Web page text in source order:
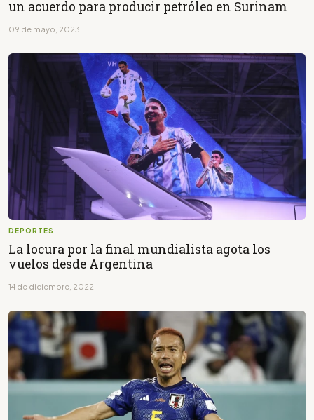
un acuerdo para producir petróleo en Surinam
09 de mayo, 2023
DEPORTES
La locura por la final mundialista agota los
vuelos desde Argentina
14 de diciembre, 2022